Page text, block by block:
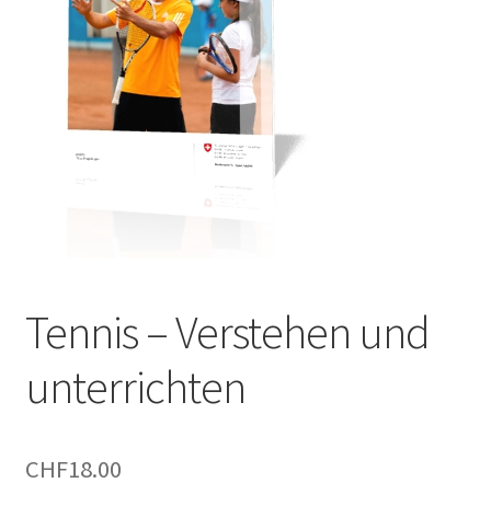
Tennis – Verstehen und
unterrichten
CHF18.00